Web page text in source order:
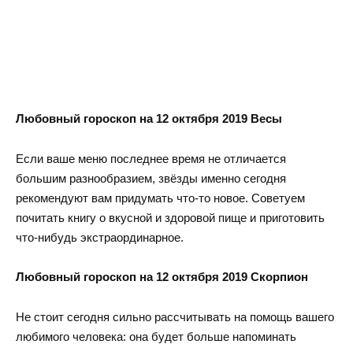
Любовный гороскоп на 12 октября 2019 Весы
Если ваше меню последнее время не отличается
большим разнообразием, звёзды именно сегодня
рекомендуют вам придумать что-то новое. Советуем
почитать книгу о вкусной и здоровой пище и приготовить
что-нибудь экстраординарное.
Любовный гороскоп на 12 октября 2019 Скорпион
Не стоит сегодня сильно рассчитывать на помощь вашего
любимого человека: она будет больше напоминать